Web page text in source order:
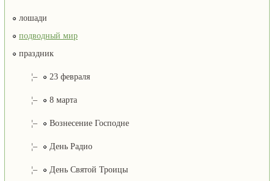
лошади
подводный мир
праздник
¦– 23 февраля
¦– 8 марта
¦– Вознесение Господне
¦– День Радио
¦– День Святой Троицы